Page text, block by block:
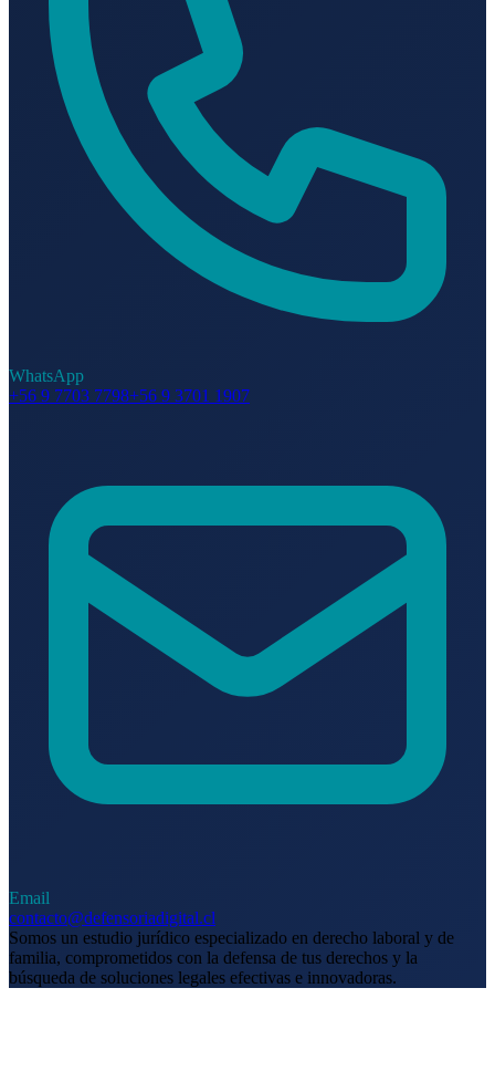
WhatsApp
+56 9 7703 7798+56 9 3701 1907
Email
contacto@defensoriadigital.cl
Somos un estudio jurídico especializado en derecho laboral y de
familia, comprometidos con la defensa de tus derechos y la
búsqueda de soluciones legales efectivas e innovadoras.